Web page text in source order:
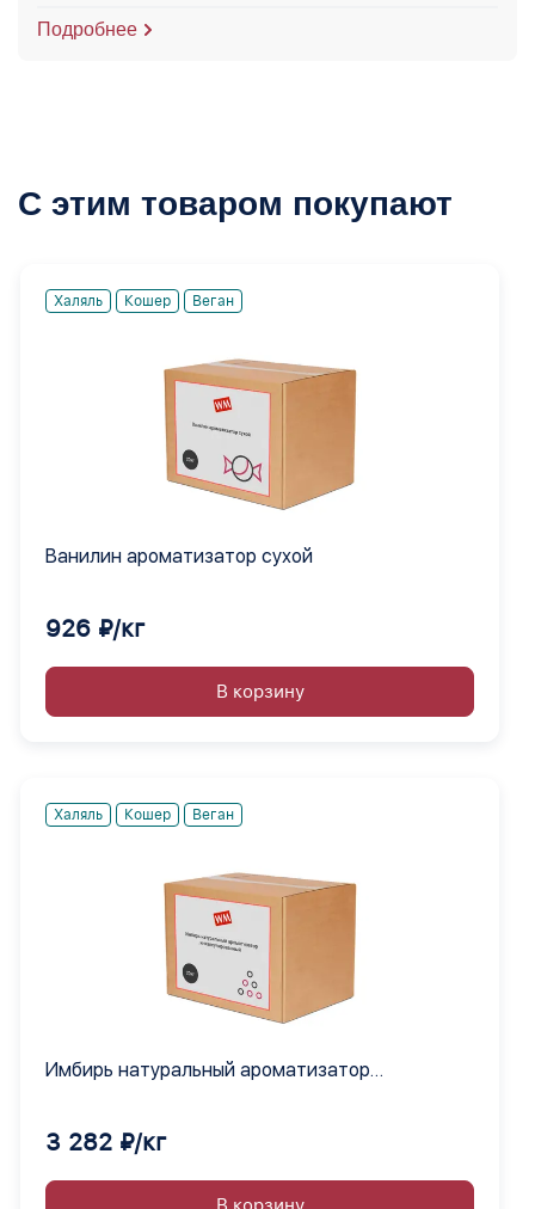
Подробнее
С этим товаром покупают
Халяль Кошер Веган
Ванилин ароматизатор сухой
926 ₽/кг
В корзину
Халяль Кошер Веган
Имбирь натуральный ароматизатор
3 282 ₽/кг